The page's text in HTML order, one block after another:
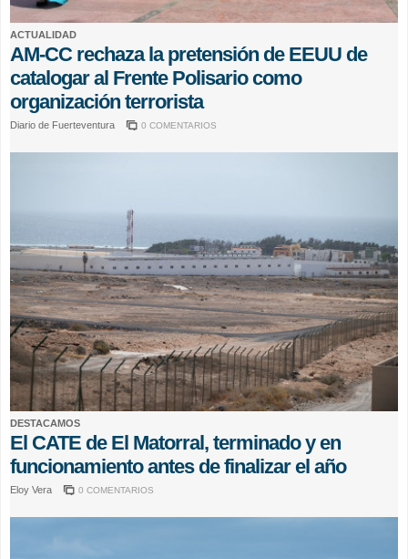
ACTUALIDAD
AM-CC rechaza la pretensión de EEUU de
catalogar al Frente Polisario como
organización terrorista
Diario de Fuerteventura 0 COMENTARIOS
DESTACAMOS
El CATE de El Matorral, terminado y en
funcionamiento antes de finalizar el año
Eloy Vera 0 COMENTARIOS